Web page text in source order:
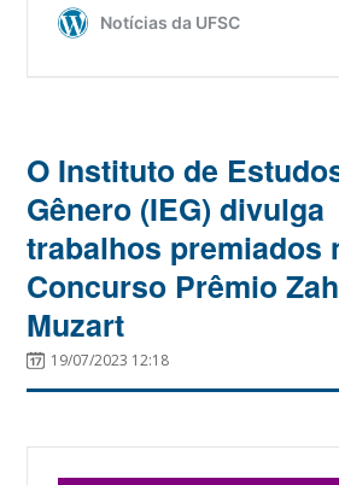
O Instituto de
Gênero (IEG) divulga
trabalhos premiados
Concurso Prêmio
Muzart
19/07/2023 12:18